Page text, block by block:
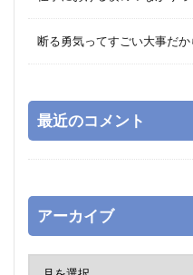
断る勇気ってすごい大事だ
最近のコメント
アーカイブ